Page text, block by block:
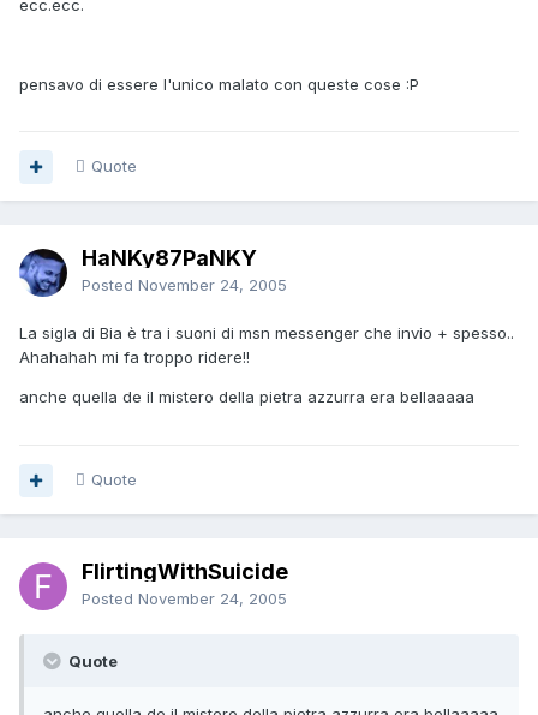
ecc.ecc.
pensavo di essere l'unico malato con queste cose :P
Quote
HaNKy87PaNKY
Posted November 24, 2005
La sigla di Bia è tra i suoni di msn messenger che invio + spesso..
Ahahahah mi fa troppo ridere!!
anche quella de il mistero della pietra azzurra era bellaaaaa
Quote
FlirtingWithSuicide
Posted November 24, 2005
Quote